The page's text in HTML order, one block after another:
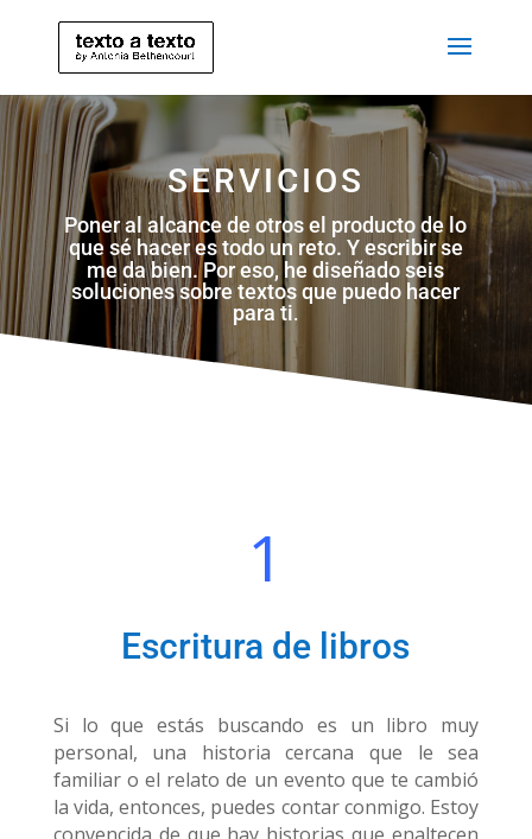
SERVICIOS
Poner al alcance de otros el producto de lo
que sé hacer es todo un reto. Y escribir se
me da bien. Por eso, he diseñado seis
soluciones sobre textos que puedo hacer
para ti.
1
Escritura de libros
Si lo que estás buscando es un libro muy
personal, una historia cercana que le sea
familiar o el relato de un evento que te cambió
la vida, entonces, puedes contar conmigo. Estoy